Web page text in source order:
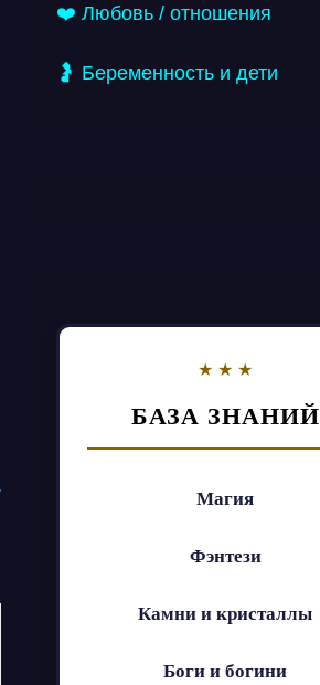
❤️ Любовь / отношения
🤰 Беременность и дети
БАЗА ЗНАНИЙ
Магия
Фэнтези
Камни и кристаллы
Боги и богини